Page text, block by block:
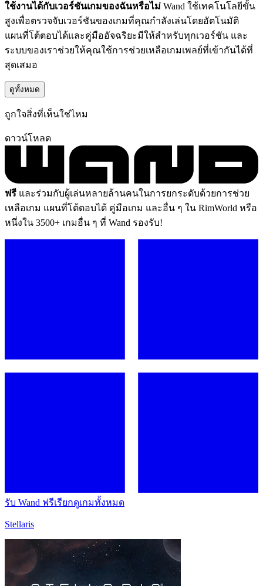
ใช้งานได้กับเวอร์ชันเกมของฉันหรือไม่ Wand ใช้เทคโนโลยีขั้น
สูงเพื่อตรวจจับเวอร์ชันของเกมที่คุณกำลังเล่นโดยอัตโนมัติ
แผนที่โต้ตอบได้และคู่มืออัจฉริยะมีให้สำหรับทุกเวอร์ชัน และ
ระบบของเราช่วยให้คุณใช้การช่วยเหลือเกมเพลย์ที่เข้ากันได้ที่
สุดเสมอ
ดูทั้งหมด
ถูกใจสิ่งที่เห็นใช่ไหม
ดาวน์โหลด
ฟรี และร่วมกับผู้เล่นหลายล้านคนในการยกระดับด้วยการช่วย
เหลือเกม แผนที่โต้ตอบได้ คู่มือเกม และอื่น ๆ ใน RimWorld หรือ
หนึ่งใน 3500+ เกมอื่น ๆ ที่ Wand รองรับ!
รับ Wand ฟรีเรียกดูเกมทั้งหมด
Stellaris